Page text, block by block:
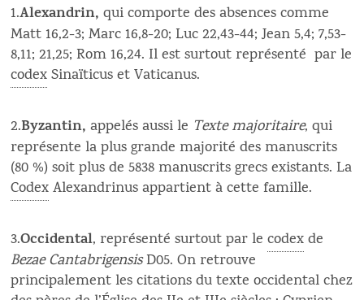
1.Alexandrin, qui comporte des absences comme
Matt 16,2-3; Marc 16,8-20; Luc 22,43-44; Jean 5,4; 7,53-
8,11; 21,25; Rom 16,24. Il est surtout représenté par le
codexSinaïticus et Vaticanus.
2.Byzantin,appelés aussi le Texte majoritaire, qui
représente la plus grande majorité des manuscrits
(80 %) soit plus de 5838 manuscrits grecs existants. La
CodexAlexandrinus appartient à cette famille.
3.Occidental, représenté surtout par lecodexde
Bezae CantabrigensisD05. On retrouve
principalement les citations du texte occidental chez